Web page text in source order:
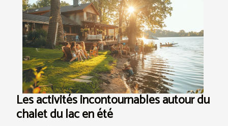
Les activités incontournables autour du
chalet du lac en été